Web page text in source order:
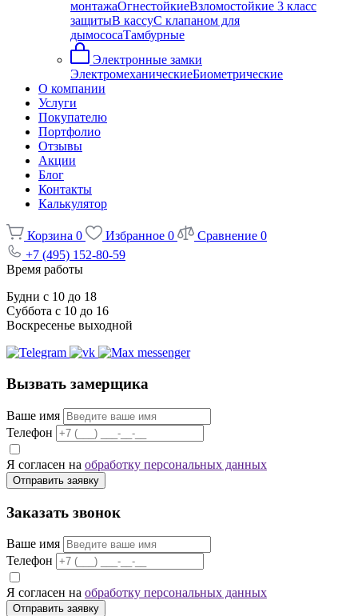
монтажаОгнестойкиеВзломостойкие 3 класс
защитыВ кассуС клапаном для
дымососаТамбурные
Электронные замки
ЭлектромеханическиеБиометрические
О компании
Услуги
Покупателю
Портфолио
Отзывы
Акции
Блог
Контакты
Калькулятор
Корзина 0 Избранное 0 Сравнение 0
+7 (495) 152-80-59
Время работы
Будни с 10 до 18
Суббота с 10 до 16
Воскресенье выходной
Вызвать замерщика
Ваше имя
Телефон
Я согласен на обработку персональных данных
Отправить заявку
Заказать звонок
Ваше имя
Телефон
Я согласен на обработку персональных данных
Отправить заявку